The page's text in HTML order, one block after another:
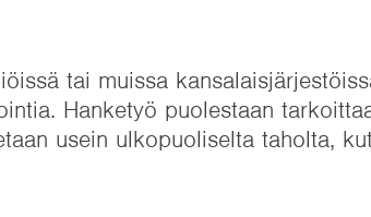
tai muissa
Hanketyö puolestaan
usein ulkopuoliselta taholta,